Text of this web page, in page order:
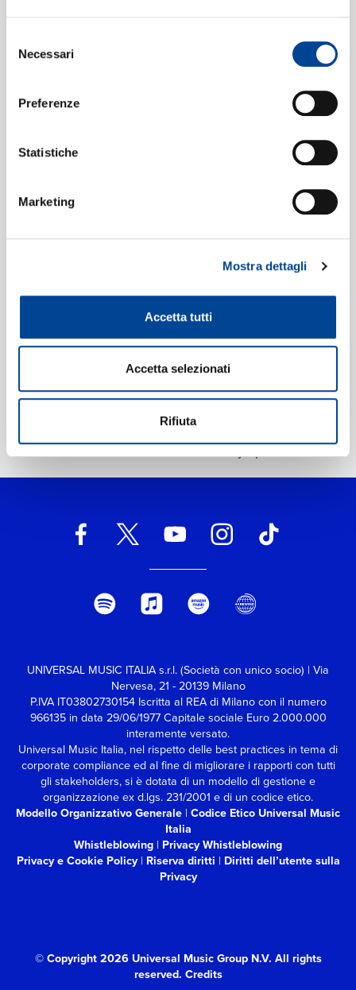
delNecessari
Preferenze
Statistiche
Marketing
Mostra dettagli
Accetta tutti
Accetta selezionati
Rifiuta
Rafael Kubelík
CD 10
UPC:00028946374825
Etichetta:Deutsche Grammophon (DG)
Home Classica > Mahler: 10 Symphonies
UNIVERSAL MUSIC ITALIA s.r.l. (Società con unico socio) | Via
Nervesa, 21 - 20139 Milano
P.IVA IT03802730154 Iscritta al REA di Milano con il numero
966135 in data 29/06/1977Capitale sociale Euro 2.000.000
interamente versato.
Universal Music Italia, nel rispetto delle best practices in tema di
corporate compliance ed al fine di migliorare i rapporti con tutti
gli stakeholders,si è dotata di un modello di gestione e
organizzazione ex d.lgs. 231/2001 e di un codice etico.
Modello Organizzativo Generale | Codice Etico Universal Music
Italia
Whistleblowing | Privacy Whistleblowing
Privacy e Cookie Policy| Riserva diritti | Diritti dell’utente sulla
Privacy
© Copyright 2026 Universal Music Group N.V. All rights
reserved. Credits